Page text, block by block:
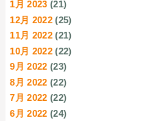
1月 2023 (21)
12月 2022 (25)
11月 2022 (21)
10月 2022 (22)
9月 2022 (23)
8月 2022 (22)
7月 2022 (22)
6月 2022 (24)